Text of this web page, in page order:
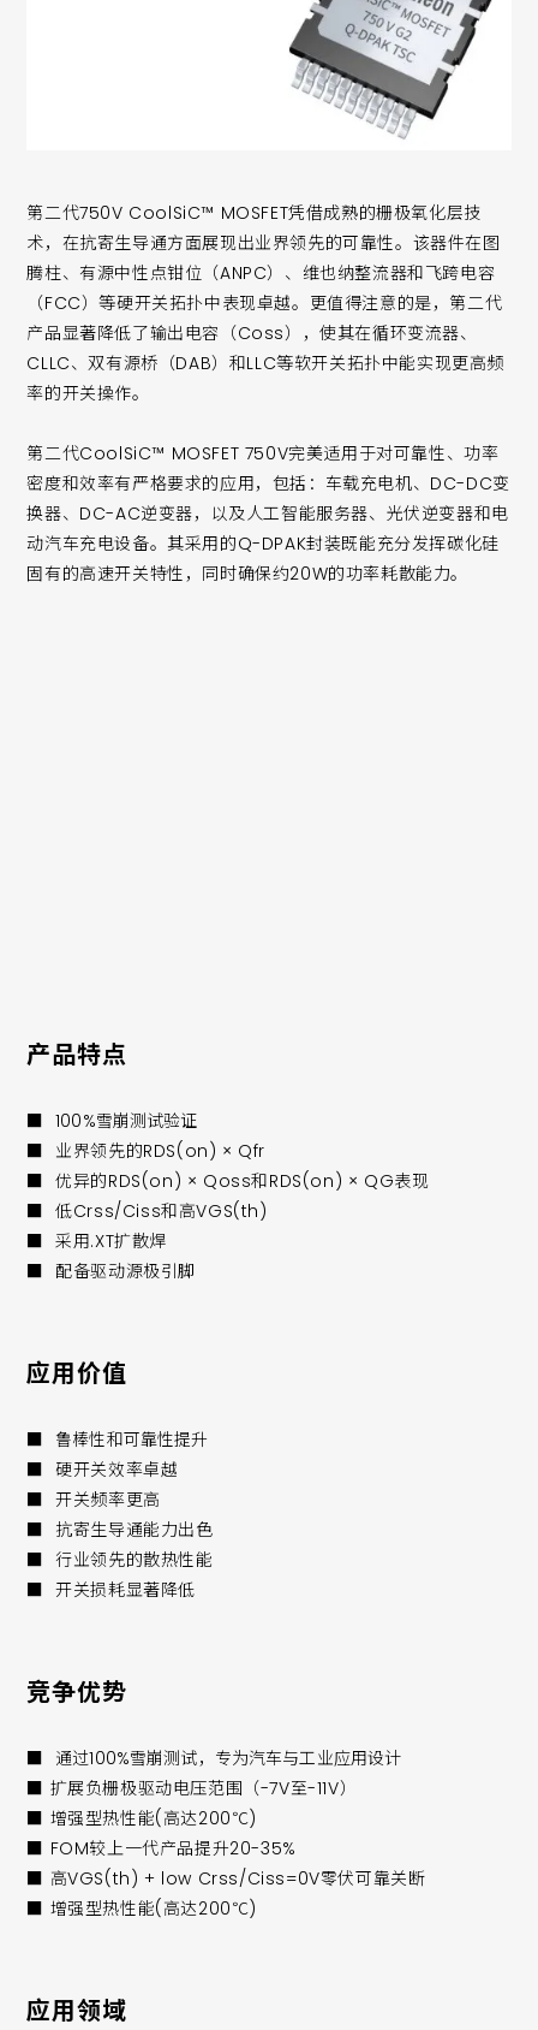
第二代750V CoolSiC™ MOSFET凭借成熟的栅极氧化层技
术，在抗寄生导通方面展现出业界领先的可靠性。该器件在图
腾柱、有源中性点钳位（ANPC）、维也纳整流器和飞跨电容
（FCC）等硬开关拓扑中表现卓越。更值得注意的是，第二代
产品显著降低了输出电容（Coss），使其在循环变流器、
CLLC、双有源桥（DAB）和LLC等软开关拓扑中能实现更高频
率的开关操作。
第二代CoolSiC™ MOSFET 750V完美适用于对可靠性、功率
密度和效率有严格要求的应用，包括：车载充电机、DC-DC变
换器、DC-AC逆变器，以及人工智能服务器、光伏逆变器和电
动汽车充电设备。其采用的Q-DPAK封装既能充分发挥碳化硅
固有的高速开关特性，同时确保约20W的功率耗散能力。
产品特点
■100%雪崩测试验证
■ 业界领先的RDS(on) × Qfr
■ 优异的RDS(on) × Qoss和RDS(on) × QG表现
■ 低Crss/Ciss和高VGS(th)
■ 采用.XT扩散焊
■ 配备驱动源极引脚
应用价值
■ 鲁棒性和可靠性提升
■ 硬开关效率卓越
■ 开关频率更高
■ 抗寄生导通能力出色
■ 行业领先的散热性能
■ 开关损耗显著降低
竞争优势
■ 通过100%雪崩测试，专为汽车与工业应用设计
■ 扩展负栅极驱动电压范围（-7V至-11V）
■ 增强型热性能(高达200℃)
■ FOM较上一代产品提升20-35%
■ 高VGS(th) + low Crss/Ciss=0V零伏可靠关断
■ 增强型热性能(高达200℃)
应用领域